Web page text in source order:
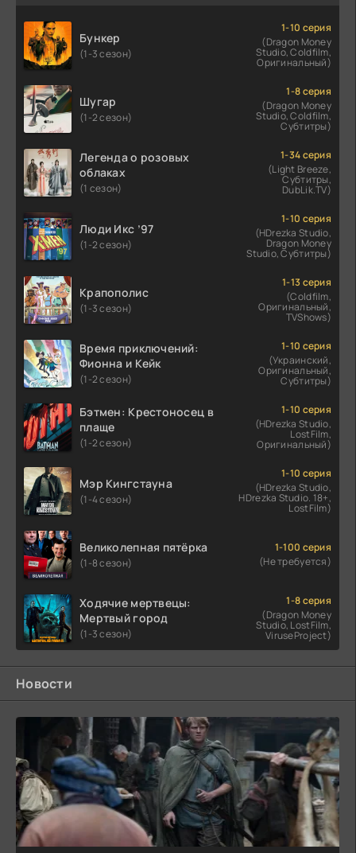
Бункер
(1-3 сезон)
1-10 серия
(Dragon Money
Studio, Coldfilm,
Оригинальный)
Шугар
(1-2 сезон)
1-8 серия
(Dragon Money
Studio, Coldfilm,
Субтитры)
Легенда о розовых
облаках
(1 сезон)
1-34 серия
(Light Breeze,
Субтитры,
DubLik.TV)
Люди Икс ’97
(1-2 сезон)
1-10 серия
(HDrezka Studio,
Dragon Money
Studio, Субтитры)
Крапополис
(1-3 сезон)
1-13 серия
(Coldfilm,
Оригинальный,
TVShows)
Время приключений:
Фионна и Кейк
(1-2 сезон)
1-10 серия
(Украинский,
Оригинальный,
Субтитры)
Бэтмен: Крестоносец в
плаще
(1-2 сезон)
1-10 серия
(HDrezka Studio,
LostFilm,
Оригинальный)
Мэр Кингстауна
(1-4 сезон)
1-10 серия
(HDrezka Studio,
HDrezka Studio. 18+,
LostFilm)
Великолепная пятёрка
(1-8 сезон)
1-100 серия
(Не требуется)
Ходячие мертвецы:
Мертвый город
(1-3 сезон)
1-8 серия
(Dragon Money
Studio, LostFilm,
ViruseProject)
Новости